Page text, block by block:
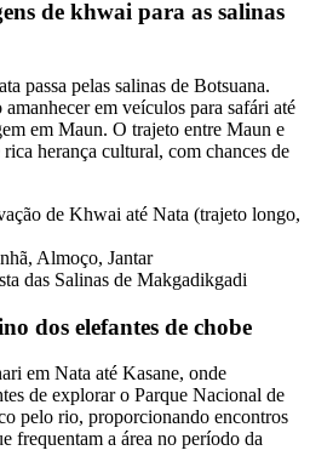
de khwai para as salinas
passa pelas salinas de Botsuana.
em veículos para safári até
em Maun. O trajeto entre Maun e
herança cultural, com chances de
de Khwai até Nata (trajeto longo,
Almoço, Jantar
das Salinas de Makgadikgadi
dos elefantes de chobe
em Nata até Kasane, onde
de explorar o Parque Nacional de
pelo rio, proporcionando encontros
frequentam a área no período da